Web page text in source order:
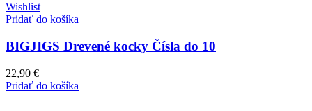
Wishlist
Pridať do košíka
BIGJIGS Drevené kocky Čísla do 10
22,90 €
Pridať do košíka